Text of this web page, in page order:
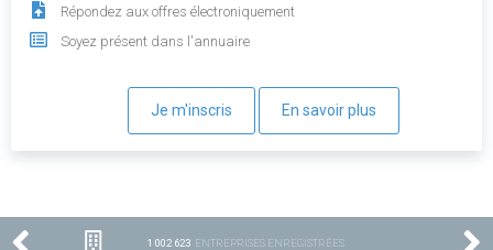
Répondez aux offres électroniquement
Soyez présent dans l'annuaire
Je m'inscris En savoir plus
1 002 623 ENTREPRISES ENREGISTRÉES